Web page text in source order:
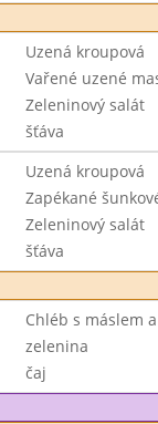
Uzená kroupová
Vařené uzené
Zeleninový salát
šťáva
Uzená kroupová
Zapékané
Zeleninový salát
šťáva
Chléb s máslem
zelenina
čaj